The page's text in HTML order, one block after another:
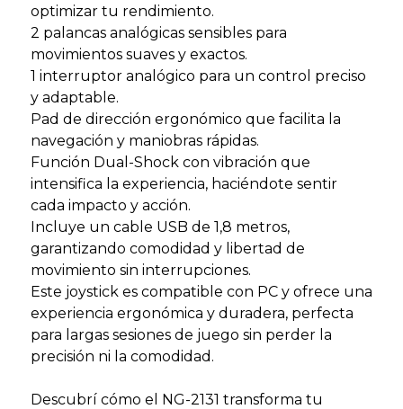
optimizar tu rendimiento.
2 palancas analógicas sensibles para
movimientos suaves y exactos.
1 interruptor analógico para un control preciso
y adaptable.
Pad de dirección ergonómico que facilita la
navegación y maniobras rápidas.
Función Dual-Shock con vibración que
intensifica la experiencia, haciéndote sentir
cada impacto y acción.
Incluye un cable USB de 1,8 metros,
garantizando comodidad y libertad de
movimiento sin interrupciones.
Este joystick es compatible con PC y ofrece una
experiencia ergonómica y duradera, perfecta
para largas sesiones de juego sin perder la
precisión ni la comodidad.
Descubrí cómo el NG-2131 transforma tu